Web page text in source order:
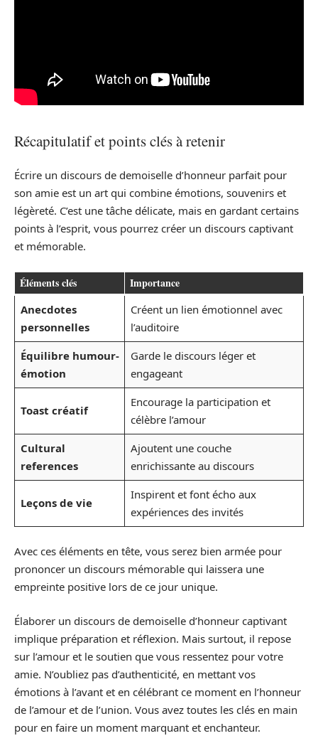
Récapitulatif et points clés à retenir
Écrire un discours de demoiselle d’honneur parfait pour
son amie est un art qui combine émotions, souvenirs et
légèreté. C’est une tâche délicate, mais en gardant certains
points à l’esprit, vous pourrez créer un discours captivant
et mémorable.
Éléments clés Importance
Anecdotes
personnelles
Créent un lien émotionnel avec
l’auditoire
Équilibre humour-
émotion
Garde le discours léger et
engageant
Toast créatif
Encourage la participation et
célèbre l’amour
Cultural
references
Ajoutent une couche
enrichissante au discours
Leçons de vie
Inspirent et font écho aux
expériences des invités
Avec ces éléments en tête, vous serez bien armée pour
prononcer un discours mémorable qui laissera une
empreinte positive lors de ce jour unique.
Élaborer un discours de demoiselle d’honneur captivant
implique préparation et réflexion. Mais surtout, il repose
sur l’amour et le soutien que vous ressentez pour votre
amie. N’oubliez pas d’authenticité, en mettant vos
émotions à l’avant et en célébrant ce moment en l’honneur
de l’amour et de l’union. Vous avez toutes les clés en main
pour en faire un moment marquant et enchanteur.